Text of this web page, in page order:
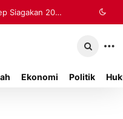
Siagakan 20
Rumah Sakit
Ekonomi Politik